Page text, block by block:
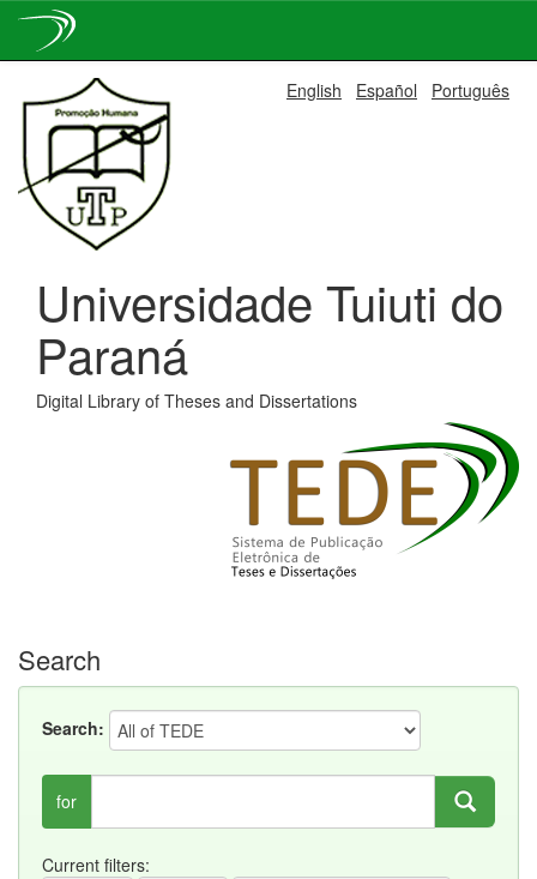
navigation
English Español Português
Universidade Tuiuti do
Paraná
Digital Library of Theses and Dissertations
Search
Search:
for
Current filters: